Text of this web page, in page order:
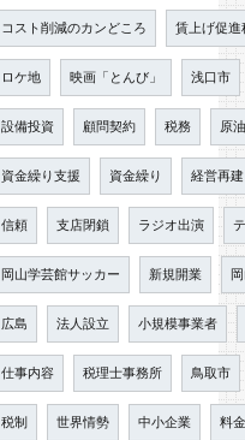
コスト削減のカンどころ 賃上げ促進
ロケ地 映画「とんび」 浅口市
設備投資 顧問契約 税務 原
資金繰り支援 資金繰り 経営再建
信頼 支店閉鎖 ラジオ出演
岡山学芸館サッカー 新規開業
広島 法人設立 小規模事業者
仕事内容 税理士事務所 鳥取市
税制 世界情勢 中小企業 料